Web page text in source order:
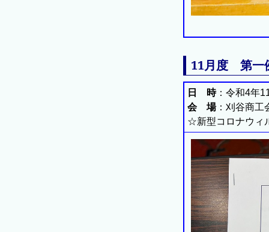
11月度 第一
日 時：令和4年
会 場：刈谷商工
☆新型コロナウィ